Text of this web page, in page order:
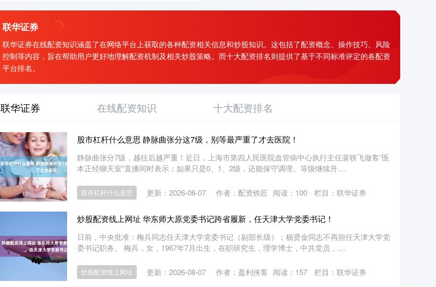
联华证券
联华证券在线配资知识涵盖了在网络平台上获取的各种配资相关信息和炒股知识。这包括了配资概念、操作技巧、风险
控制等内容，旨在帮助用户更好地理解配资机制及相关炒股策略。而十大配资排名则提供了基于不同标准评定的各配资
平台排名。
联华证券 在线配资知识 十大配资排名
股市杠杆什么意思 静脉曲张分这7级，别等最严重了才去医院！
静脉曲张分7级，越往后越严重！近日，上海市第四人民医院血管病中心执行主任裴轶飞做客“医
本正经聊天室”直播间时表示：如果只是0、1、2级，还能保守调理。等级继续升....
股市杠杆什么意思 更新：2026-08-07 作者：配资铁匠 阅读： 100 栏目： 联华证券
炒股配资线上网址 华东师大原党委书记跨省履新，任天津大学党委书记！
日前，中央批准：梅兵同志任天津大学党委书记（副部长级）；杨贤金同志不再担任天津大学党
委书记职务。 梅兵，女，1967年7月出生，在职研究生，理学博士，中共党员，....
炒股配资线上网址 更新：2026-08-07 作者：盈利侠客 阅读： 157 栏目： 联华证券